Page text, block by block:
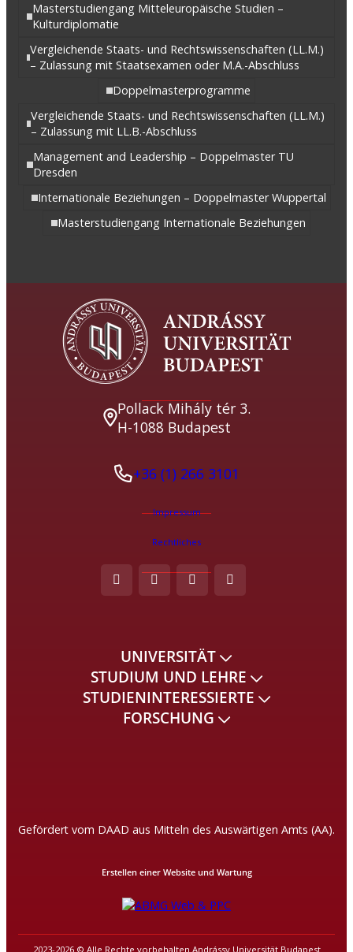
Masterstudiengang Mitteleuropäische Studien –
Kulturdiplomatie
Vergleichende Staats- und Rechtswissenschaften (LL.M.)
– Zulassung mit Staatsexamen oder M.A.-Abschluss
Doppelmasterprogramme
Vergleichende Staats- und Rechtswissenschaften (LL.M.)
– Zulassung mit LL.B.-Abschluss
Management and Leadership – Doppelmaster TU
Dresden
Internationale Beziehungen – Doppelmaster Wuppertal
Masterstudiengang Internationale Beziehungen
Pollack Mihály tér 3.
H-1088 Budapest
+36 (1) 266 3101
Impressum
Rechtliches
UNIVERSITÄT
STUDIUM UND LEHRE
STUDIENINTERESSIERTE
FORSCHUNG
Gefördert vom DAAD aus Mitteln des Auswärtigen Amts (AA).
2023-2026 © Alle Rechte vorbehalten Andrássy Universität Budapest
Erstellen einer Website und Wartung